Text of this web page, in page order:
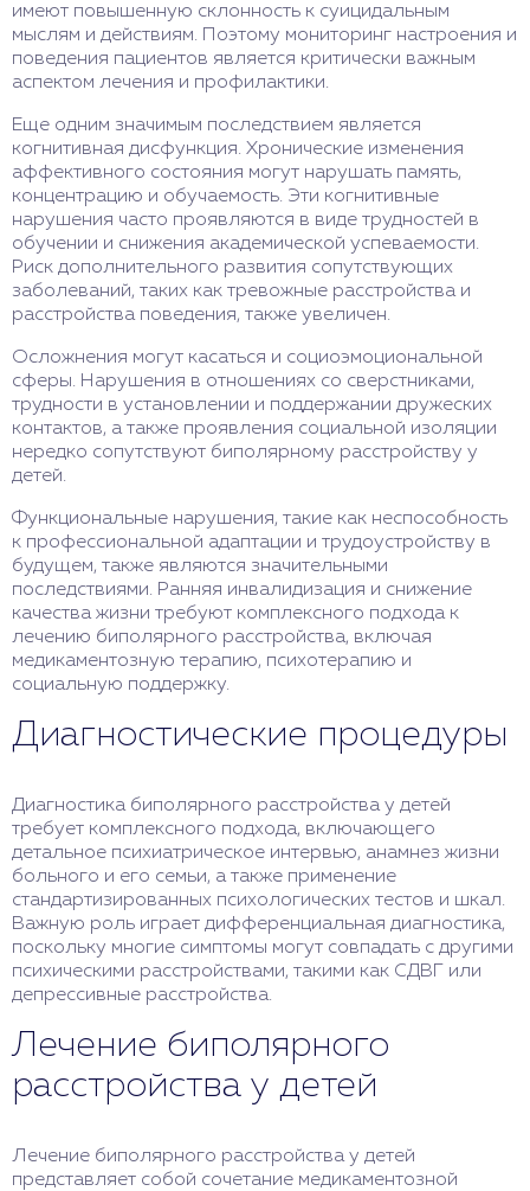
имеют повышенную склонность к суицидальным
мыслям и действиям. Поэтому мониторинг настроения и
поведения пациентов является критически важным
аспектом лечения и профилактики.
Еще одним значимым последствием является
когнитивная дисфункция. Хронические изменения
аффективного состояния могут нарушать память,
концентрацию и обучаемость. Эти когнитивные
нарушения часто проявляются в виде трудностей в
обучении и снижения академической успеваемости.
Риск дополнительного развития сопутствующих
заболеваний, таких как тревожные расстройства и
расстройства поведения, также увеличен.
Осложнения могут касаться и социоэмоциональной
сферы. Нарушения в отношениях со сверстниками,
трудности в установлении и поддержании дружеских
контактов, а также проявления социальной изоляции
нередко сопутствуют биполярному расстройству у
детей.
Функциональные нарушения, такие как неспособность
к профессиональной адаптации и трудоустройству в
будущем, также являются значительными
последствиями. Ранняя инвалидизация и снижение
качества жизни требуют комплексного подхода к
лечению биполярного расстройства, включая
медикаментозную терапию, психотерапию и
социальную поддержку.
Диагностические процедуры
Диагностика биполярного расстройства у детей
требует комплексного подхода, включающего
детальное психиатрическое интервью, анамнез жизни
больного и его семьи, а также применение
стандартизированных психологических тестов и шкал.
Важную роль играет дифференциальная диагностика,
поскольку многие симптомы могут совпадать с другими
психическими расстройствами, такими как СДВГ или
депрессивные расстройства.
Лечение биполярного
расстройства у детей
Лечение биполярного расстройства у детей
представляет собой сочетание медикаментозной